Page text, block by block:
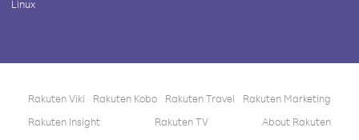
Linux
Rakuten Viki Rakuten Kobo Rakuten Travel
Rakuten Marketing
Rakuten Insight
Rakuten TV About Rakuten